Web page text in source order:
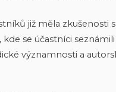
již měla
kde se účastníci
významnosti a